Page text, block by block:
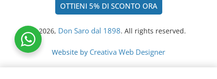
OTTIENI 5% DI SCONTO ORA
© 2026, Don Saro dal 1898. All rights reserved.
Website by Creativa Web Designer